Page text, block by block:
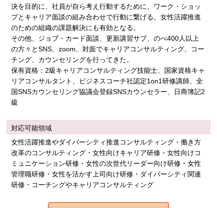
決を目的に、社員が自ら考え行動するために、ワーク・ショッ
プとキャリア面談の組み合わせで行動に繋げる。女性活躍推進
のための組織の課題解決にも有効となる。
その他、ジョブ・カード面談、更新講習サブ、のべ400人以上
の方々とSNS、zoom、対面でキャリアコンサルティング、コー
チング、カウンセリングを行ってきた。
保有資格：2級キャリアコンサルティング技能士、国家資格キャ
リアコンサルタント、ビジネスコーチ社認定1on1研修講師、全
国SNSカウンセリング協議会登録SNSカウンセラー、日商簿記2
級
対応可能領域
女性活躍推進やダイバーシティ推進コンサルティング・働き方
改革のコンサルティング・女性向けキャリア研修・女性向けコ
ミュニケーション研修・女性の次世代リーダー向け研修・女性
管理職研修・女性を活かす上司向け研修・ダイバーシティ関連
研修・コーチングやキャリアコンサルティング